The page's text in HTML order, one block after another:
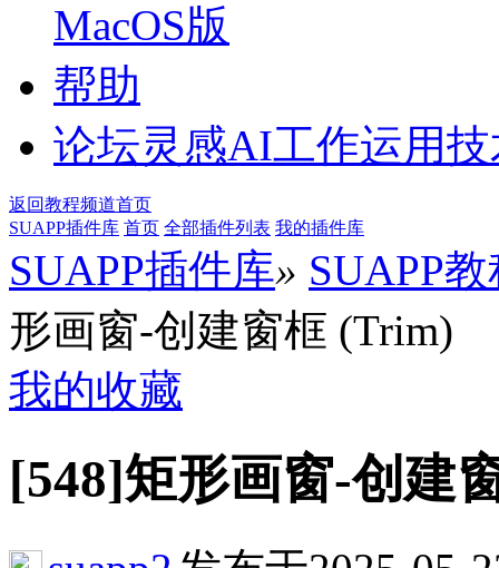
MacOS版
帮助
论坛灵感AI工作运用
返回教程频道首页
SUAPP插件库 首页 全部插件列表 我的插件库
SUAPP插件库» SUAPP
形画窗-创建窗框 (Trim)
我的收藏
[548]矩形画窗-创建